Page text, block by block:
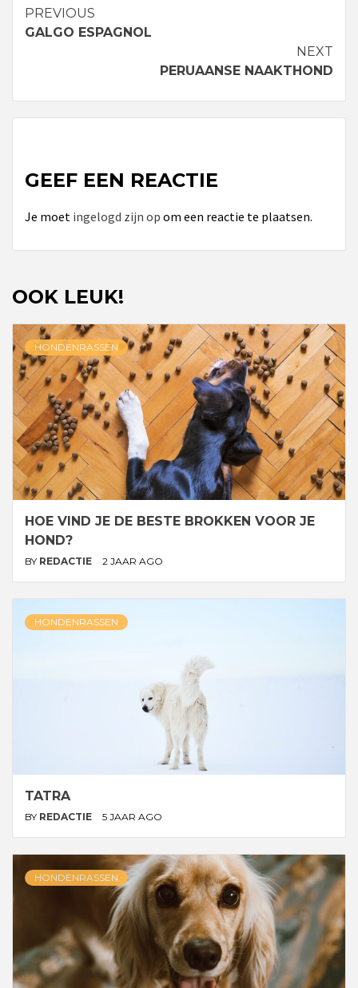
Continue
PREVIOUS
GALGO ESPAGNOL
NEXT
PERUAANSE NAAKTHOND
GEEF EEN REACTIE
Je moet ingelogd zijn op om een reactie te plaatsen.
OOK LEUK!
HONDENRASSEN
HOE VIND JE DE BESTE BROKKEN VOOR JE
HOND?
BY REDACTIE 2 JAAR AGO
HONDENRASSEN
TATRA
BY REDACTIE 5 JAAR AGO
HONDENRASSEN